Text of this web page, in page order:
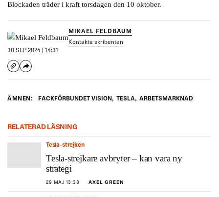
Blockaden träder i kraft torsdagen den 10 oktober.
MIKAEL FELDBAUM
Kontakta skribenten
30 SEP 2024 | 14:31
ÄMNEN: FACKFÖRBUNDET VISION, TESLA, ARBETSMARKNAD
RELATERAD LÄSNING
Tesla-strejken
Tesla-strejkare avbryter – kan vara ny
strategi
29 MAJ 13:38 AXEL GREEN